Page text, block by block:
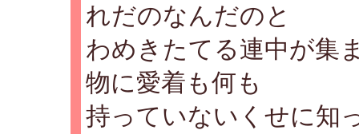
れだのなんだのと
わめきたてる連中が集
物に愛着も何も
持っていないくせに知